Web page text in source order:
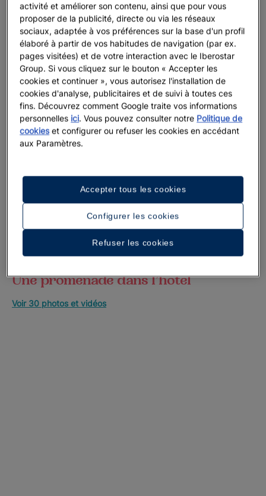
Une promenade dans l’hôtel
Voir 30 photos et vidéos
activité et améliorer son contenu, ainsi que pour vous
proposer de la publicité, directe ou via les réseaux
sociaux, adaptée à vos préférences sur la base d'un profil
élaboré à partir de vos habitudes de navigation (par ex.
pages visitées) et de votre interaction avec le Iberostar
Group. Si vous cliquez sur le bouton « Accepter les
cookies et continuer », vous autorisez l'installation de
cookies d'analyse, publicitaires et de suivi à toutes ces
fins. Découvrez comment Google traite vos informations
personnelles ici. Vous pouvez consulter notre Politique de
cookies et configurer ou refuser les cookies en accédant
aux Paramètres.
Configurer les cookies
Refuser les cookies
Accepter tous les cookies